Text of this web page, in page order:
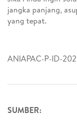
jangka panjang,
yang tepat.
ANIAPAC-P-ID-
SUMBER: